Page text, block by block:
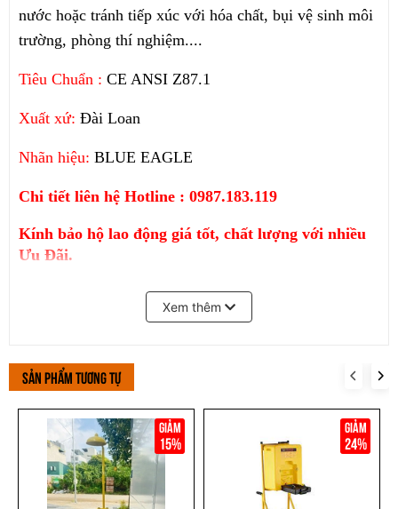
nước hoặc tránh tiếp xúc với hóa chất, bụi vệ sinh môi
trường, phòng thí nghiệm....
Tiêu Chuẩn : CE ANSI Z87.1
Xuất xứ: Đài Loan
Nhãn hiệu: BLUE EAGLE
Chi tiết liên hệ Hotline : 0987.183.119
Kính bảo hộ lao động giá tốt, chất lượng với nhiều
Ưu Đãi.
Kính chống bụi, chống hóa chất nhập khẩu chính
đa dạng..
Bán sỉ lẻ -Bán lẻ rẻ như bán buôn, hàng sẵn kho
Xem thêm
Sản phẩm tương tự
15% 24%